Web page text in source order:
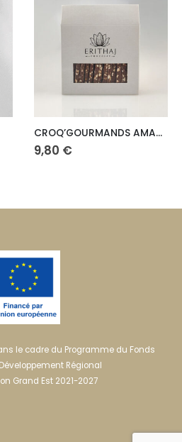
PERLES D’AMANDE – lait
7,60
15,00
le cadre du Programme du Fonds
Régional
Grand Est 2021-2027